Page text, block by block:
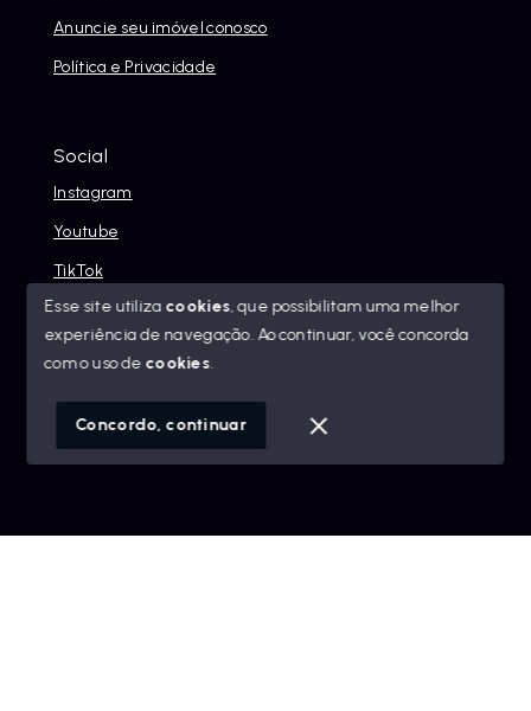
Anuncie seu imóvel conosco
Política e Privacidade
Social
Instagram
Youtube
TikTok
© Copyright 2026 - Alexandre Abreu Imóveis - Todos os
SITE PARA IMOBILIARIA
Esse site utiliza cookies, que possibilitam uma melhor
experiência de navegação.Ao continuar, você concorda
com o uso de cookies.
Concordo, continuar